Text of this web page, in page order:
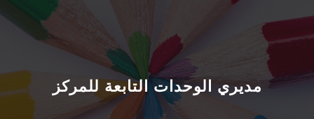
الرئيسية
عن المركـز
الوحـداتمديري الوحدات التابعة للمركز